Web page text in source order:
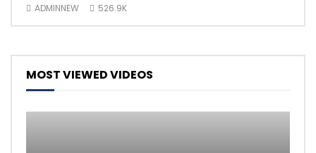
ADMINNEW 526.9K
MOST VIEWED VIDEOS